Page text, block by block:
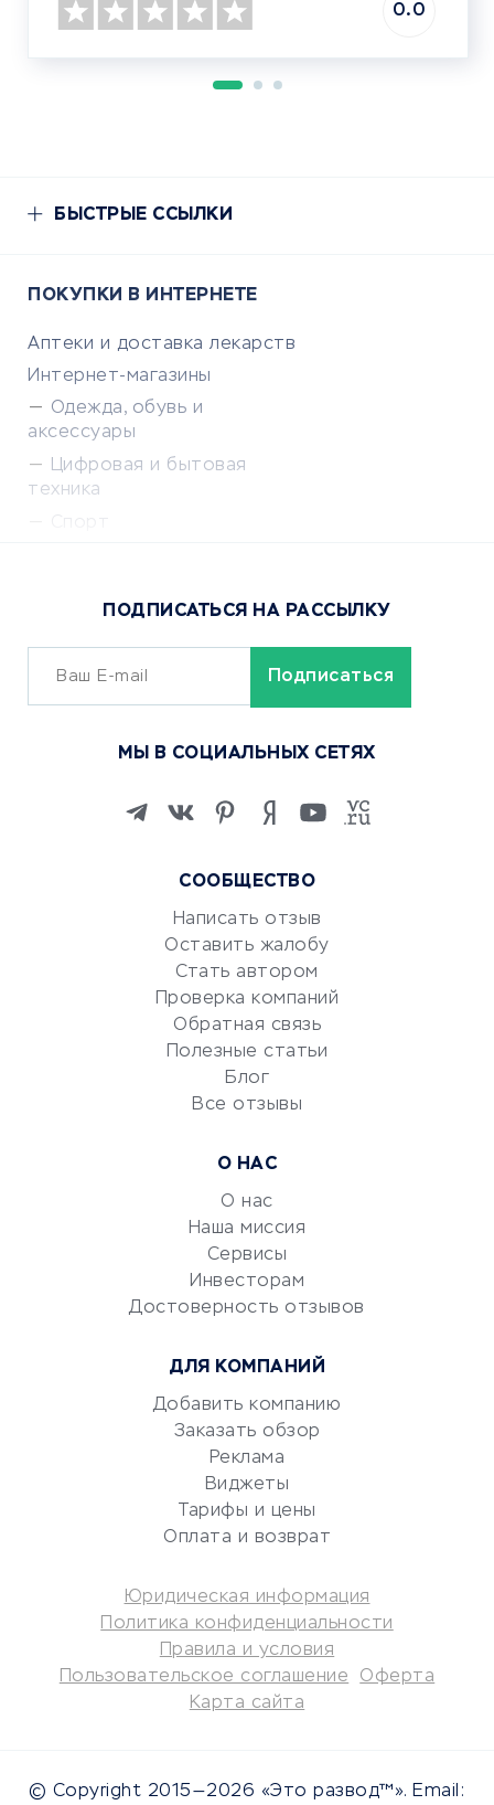
0.0
БЫСТРЫЕ ССЫЛКИ
ПОКУПКИ В ИНТЕРНЕТЕ
Аптеки и доставка лекарств
Интернет-магазины
Одежда, обувь и
аксессуары
Цифровая и бытовая
техника
Сервисы доставки
ОБУЧЕНИЕ И РАБОТА
Изучение иностранных
Маркетинг и продажи
Репетиторство
Красота и здоровье
Сервисы по поиску работы
Сетевой маркетинг
УСЛУГИ ДЛЯ БИЗНЕСА
документооборот
Консалтинговые компании
Аудиторские компании
Бухгалтерия онлайн
КРЕДИТЫ И ЗАЙМЫ
Потребительские кредиты
Кредитные карты
Дебетовые карты
Подбор кредита
СООБЩЕСТВО
Написать отзыв
Оставить жалобу
Стать автором
Проверка компаний
Обратная связь
Полезные статьи
Блог
Все отзывы
О НАС
О нас
Наша миссия
Сервисы
Инвесторам
Достоверность отзывов
ДЛЯ КОМПАНИЙ
Добавить компанию
Заказать обзор
Реклама
Виджеты
Тарифы и цены
Оплата и возврат
ПОДПИСАТЬСЯ НА РАССЫЛКУ
МЫ В СОЦИАЛЬНЫХ СЕТЯХ
Юридическая информация
Политика конфиденциальности
Правила и условия
Пользовательское соглашение
Оферта
Карта сайта
© Copyright 2015—2026 «Это развод™». Email: